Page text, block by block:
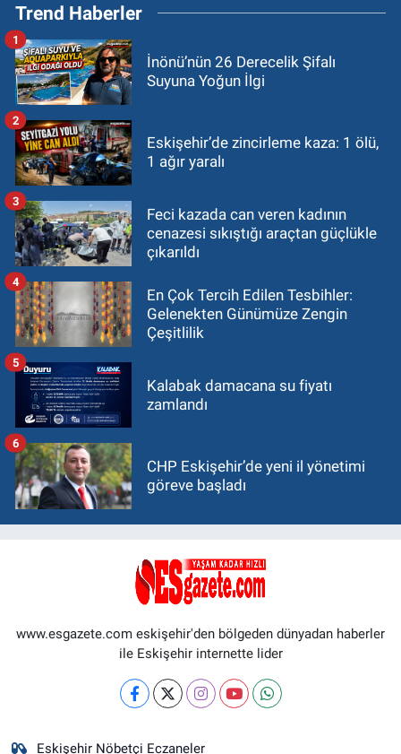
Trend Haberler
İnönü’nün 26 Derecelik Şifalı
Suyuna Yoğun İlgi
1
Eskişehir’de zincirleme kaza: 1 ölü,
1 ağır yaralı
2
Feci kazada can veren kadının
cenazesi sıkıştığı araçtan güçlükle
çıkarıldı
3
En Çok Tercih Edilen Tesbihler:
Gelenekten Günümüze Zengin
Çeşitlilik
4
Kalabak damacana su fiyatı
zamlandı
5
CHP Eskişehir’de yeni il yönetimi
göreve başladı
6
www.esgazete.com eskişehir'den bölgeden dünyadan haberler
ile Eskişehir internette lider
Eskişehir Nöbetçi Eczaneler